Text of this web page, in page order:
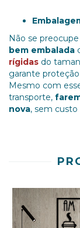
Não se
bem embalada
rígidas do
garante proteção
Mesmo com
transporte,
nova, sem custo